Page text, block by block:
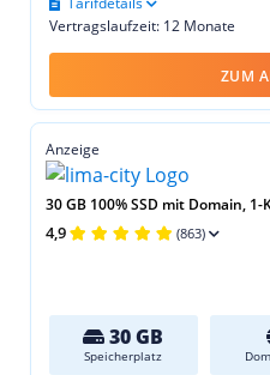
Vertragslaufzeit: 12 Monate
ZUM
Anzeige
30 GB 100% SSD mit Domain, 1-
4,9 (863)
30 GB
Speicherplatz